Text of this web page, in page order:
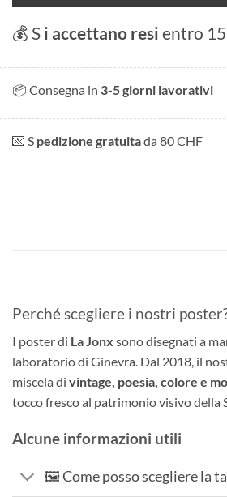
💰 S i accettano resi entro
📦 Consegna in 3-5 giorni lavorativi
💌 S pedizione gratuitada 80 CHF
Perché scegliere i nostri
I poster di La Jonx sono disegnati a
laboratorio di Ginevra. Dal 2018, il
miscela di vintage, poesia, colore e
tocco fresco al patrimonio visivo della
Alcune informazioni utili
🖼️ Come posso scegliere la